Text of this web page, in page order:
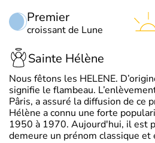
Premier
croissant de Lune
Sainte Hélène
Nous fêtons les HELENE.
signifie le flambeau.
Pâris, a assuré la diffusion de ce
Hélène a connu une forte
1950 à 1970. Aujourd'hui, il est
demeure un prénom classique et